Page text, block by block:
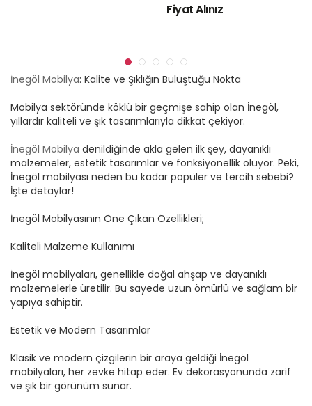
Fiyat Alınız
İnegöl Mobilya: Kalite ve Şıklığın Buluştuğu Nokta
Mobilya sektöründe köklü bir geçmişe sahip olan İnegöl,
yıllardır kaliteli ve şık tasarımlarıyla dikkat çekiyor.
İnegöl Mobilya denildiğinde akla gelen ilk şey, dayanıklı
malzemeler, estetik tasarımlar ve fonksiyonellik oluyor. Peki,
İnegöl mobilyası neden bu kadar popüler ve tercih sebebi?
İşte detaylar!
İnegöl Mobilyasının Öne Çıkan Özellikleri;
Kaliteli Malzeme Kullanımı
İnegöl mobilyaları, genellikle doğal ahşap ve dayanıklı
malzemelerle üretilir. Bu sayede uzun ömürlü ve sağlam bir
yapıya sahiptir.
Estetik ve Modern Tasarımlar
Klasik ve modern çizgilerin bir araya geldiği İnegöl
mobilyaları, her zevke hitap eder. Ev dekorasyonunda zarif
ve şık bir görünüm sunar.